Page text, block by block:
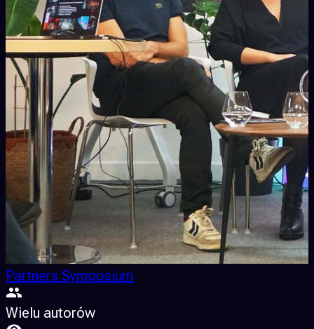
Partners Symposium
Wielu autorów